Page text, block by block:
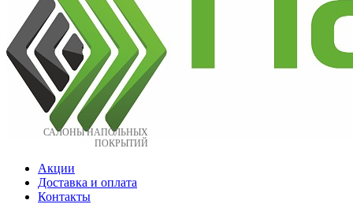
САЛОНЫ НАПОЛЬНЫХ
ПОКРЫТИЙ
Акции
Доставка и оплата
Контакты